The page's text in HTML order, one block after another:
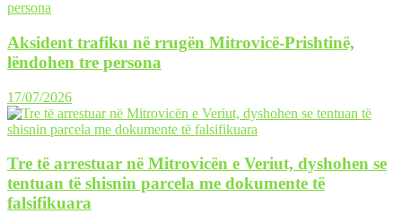
Aksident trafiku në rrugën Mitrovicë-Prishtinë,
lëndohen tre persona
17/07/2026
Tre të arrestuar në Mitrovicën e Veriut, dyshohen se
tentuan të shisnin parcela me dokumente të
falsifikuara